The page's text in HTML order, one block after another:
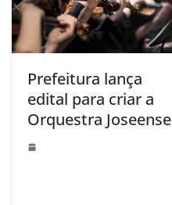
Prefeitura lança
edital para criar a
Orquestra Joseense